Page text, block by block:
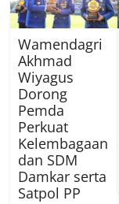
Wamendagri
Akhmad
Wiyagus
Dorong
Pemda
Perkuat
Kelembagaan
dan SDM
Damkar serta
Satpol PP